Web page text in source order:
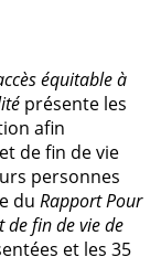
équitable à
présente les
afin
de fin de vie
personnes
du Rapport Pour
de fin de vie de
et les 35